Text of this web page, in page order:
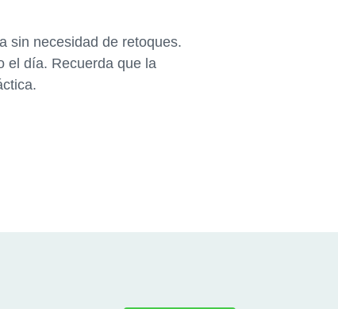
sin necesidad de retoques.
el día. Recuerda que la